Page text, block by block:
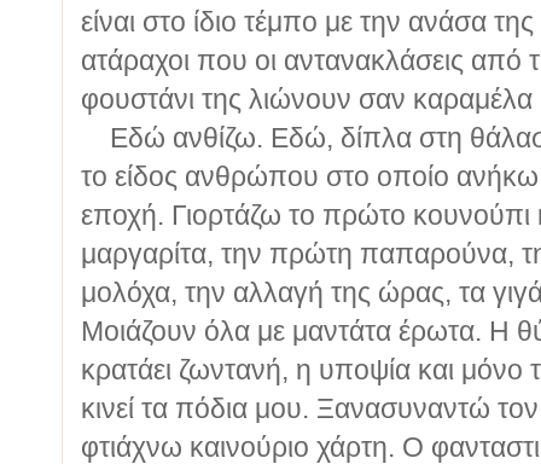
είναι στο ίδιο τέμπο με την ανάσα
ατάραχοι που οι αντανακλάσεις από
φουστάνι της λιώνουν σαν
Εδώ ανθίζω. Εδώ, δίπλα στη
το είδος ανθρώπου στο οποίο
εποχή. Γιορτάζω το πρώτο κουνούπι
μαργαρίτα, την πρώτη παπαρούνα,
μολόχα, την αλλαγή της ώρας, τα
Μοιάζουν όλα με μαντάτα έρωτα. Η
κρατάει ζωντανή, η υποψία και μόνο
κινεί τα πόδια μου. Ξανασυναντώ
φτιάχνω καινούριο χάρτη. Ο